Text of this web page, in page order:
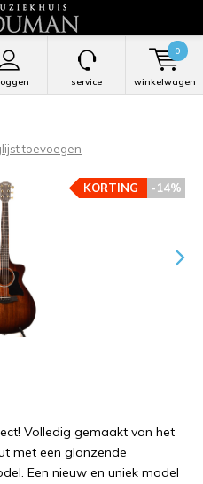
service winkelwagen
0
toevoegen
-14%
KORTING
Volledig gemaakt van het
met een glanzende
Een nieuw en uniek model